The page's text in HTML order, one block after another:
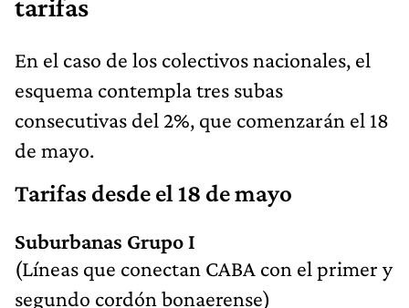
tarifas
En el caso de los colectivos nacionales, el
esquema contempla tres subas
consecutivas del 2%, que comenzarán el 18
de mayo.
Tarifas desde el 18 de mayo
Suburbanas Grupo I
(Líneas que conectan CABA con el primer y
segundo cordón bonaerense)